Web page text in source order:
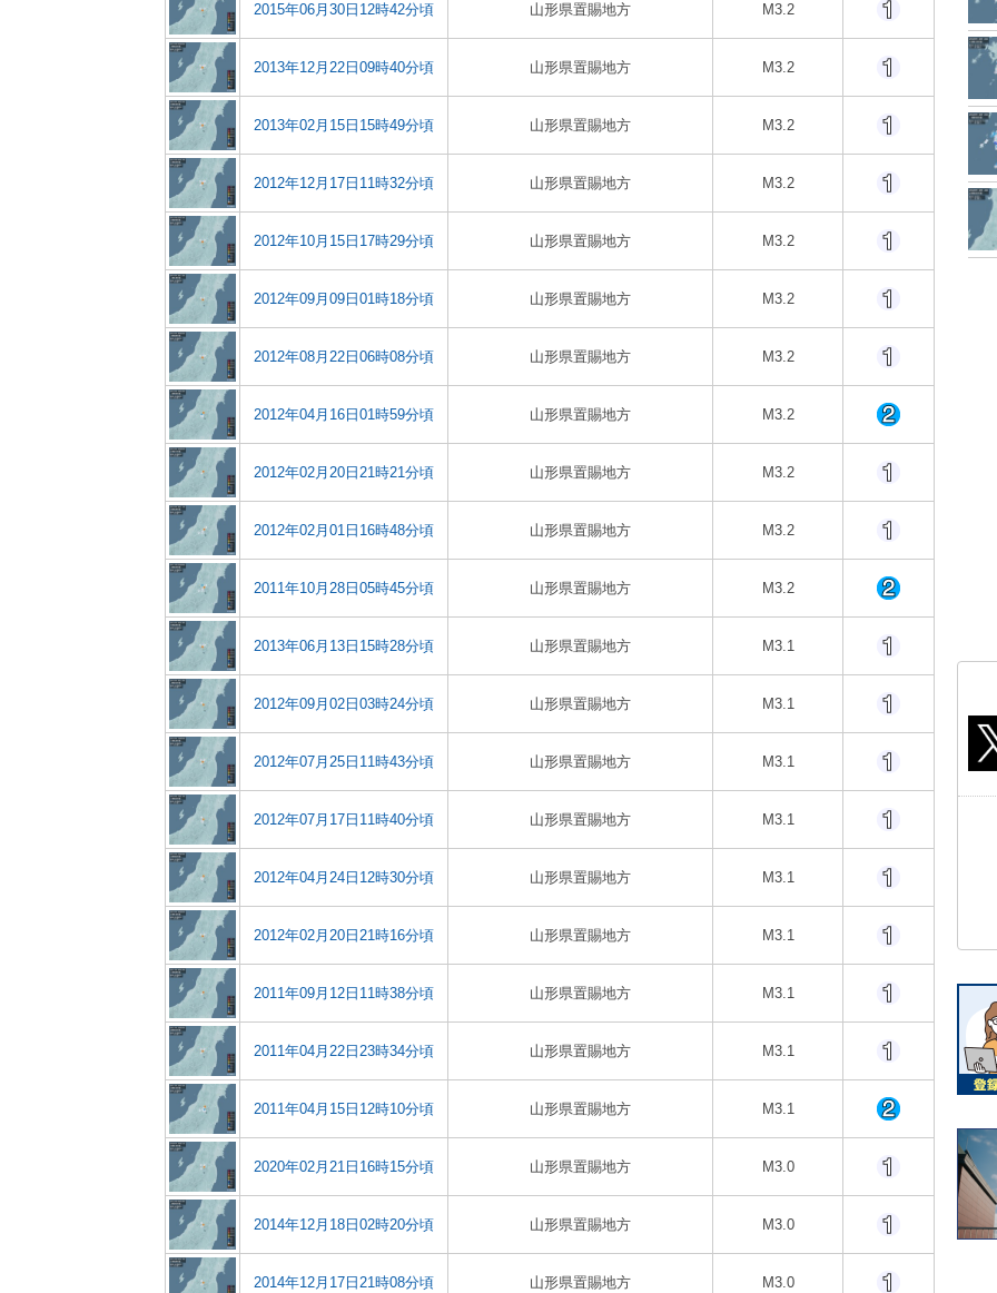
2015年06月30日12時42分頃 山形県置賜地方 M3.2
2013年12月22日09時40分頃 山形県置賜地方 M3.2
2013年02月15日15時49分頃 山形県置賜地方 M3.2
2012年12月17日11時32分頃 山形県置賜地方 M3.2
2012年10月15日17時29分頃 山形県置賜地方 M3.2
2012年09月09日01時18分頃 山形県置賜地方 M3.2
2012年08月22日06時08分頃 山形県置賜地方 M3.2
2012年04月16日01時59分頃 山形県置賜地方 M3.2
2012年02月20日21時21分頃 山形県置賜地方 M3.2
2012年02月01日16時48分頃 山形県置賜地方 M3.2
2011年10月28日05時45分頃 山形県置賜地方 M3.2
2013年06月13日15時28分頃 山形県置賜地方 M3.1
2012年09月02日03時24分頃 山形県置賜地方 M3.1
2012年07月25日11時43分頃 山形県置賜地方 M3.1
2012年07月17日11時40分頃 山形県置賜地方 M3.1
2012年04月24日12時30分頃 山形県置賜地方 M3.1
2012年02月20日21時16分頃 山形県置賜地方 M3.1
2011年09月12日11時38分頃 山形県置賜地方 M3.1
2011年04月22日23時34分頃 山形県置賜地方 M3.1
2011年04月15日12時10分頃 山形県置賜地方 M3.1
2020年02月21日16時15分頃 山形県置賜地方 M3.0
2014年12月18日02時20分頃 山形県置賜地方 M3.0
2014年12月17日21時08分頃 山形県置賜地方 M3.0